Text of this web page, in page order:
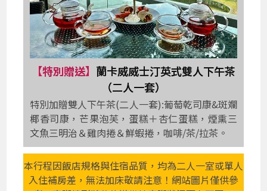
【特別贈送】 蘭卡威威士汀英式雙人下午茶
（二人一套）
特別加贈雙人下午茶(二人一套):葡萄乾司康&斑斕
椰香司康，芒果泡芙，蛋糕＋杏仁蛋糕，煙熏三
文魚三明治＆雞肉捲＆鮮蝦捲，咖啡/茶/拉茶。
本行程因飯店規格與住宿品質，均為二人一室或單人
入住補房差，無法加床敬請注意！網站圖片僅供參